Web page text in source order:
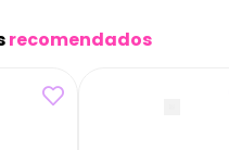
recomendados